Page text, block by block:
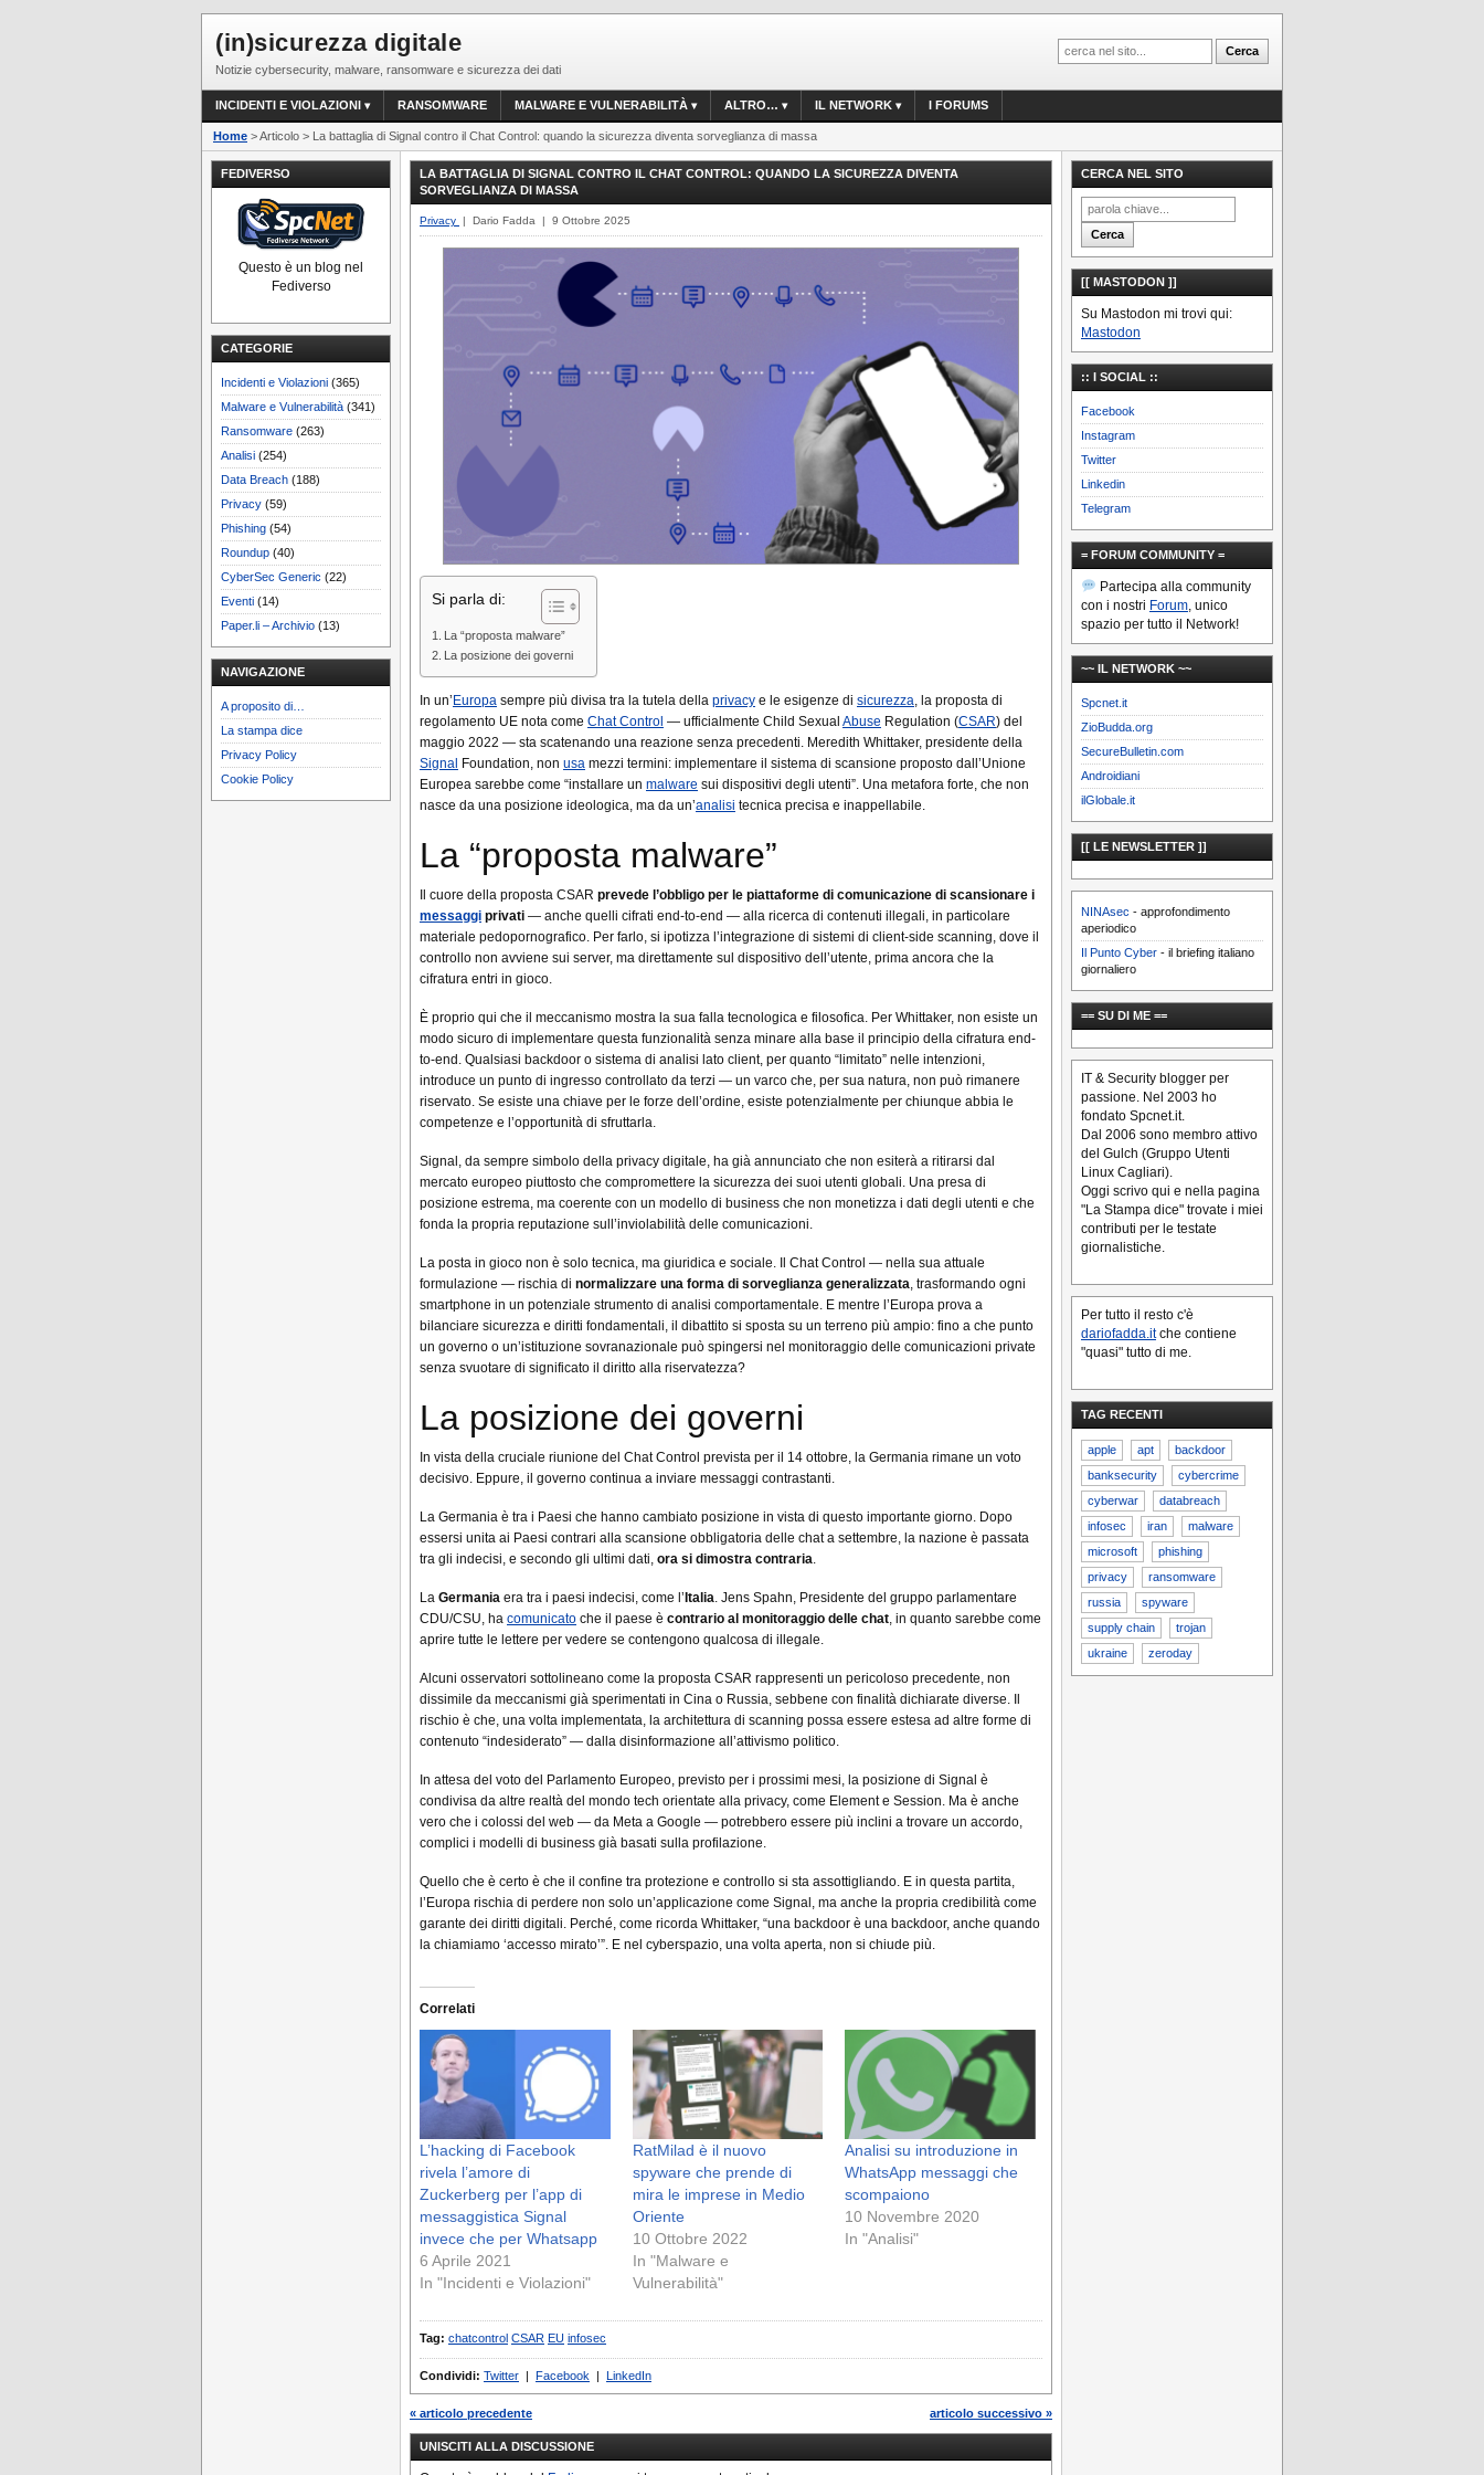
(in)sicurezza digitale
Notizie cybersecurity, malware, ransomware e sicurezza dei dati
INCIDENTI E VIOLAZIONI RANSOMWARE MALWARE E VULNERABILITÀ ALTRO… IL NETWORK I FORUMS
Home > Articolo > La battaglia di Signal contro il Chat Control: quando la sicurezza diventa sorveglianza di massa
FEDIVERSO
Questo è un blog nel
Fediverso
CATEGORIE
Incidenti e Violazioni (365)
Malware e Vulnerabilità (341)
Ransomware (263)
Analisi (254)
Data Breach (188)
Privacy (59)
Phishing (54)
Roundup (40)
CyberSec Generic (22)
Eventi (14)
Paper.li – Archivio (13)
NAVIGAZIONE
A proposito di…
La stampa dice
Privacy Policy
Cookie Policy
LA BATTAGLIA DI SIGNAL CONTRO IL CHAT CONTROL: QUANDO LA SICUREZZA DIVENTA
SORVEGLIANZA DI MASSA
Privacy | Dario Fadda | 9 Ottobre 2025
Si parla di:
La “proposta malware”
La posizione dei governi
In un’Europa sempre più divisa tra la tutela della privacy e le esigenze di sicurezza, la proposta di
regolamento UE nota come Chat Control — ufficialmente Child Sexual Abuse Regulation (CSAR) del
maggio 2022 — sta scatenando una reazione senza precedenti. Meredith Whittaker, presidente della
Signal Foundation, non usa mezzi termini: implementare il sistema di scansione proposto dall’Unione
Europea sarebbe come “installare un malware sui dispositivi degli utenti”. Una metafora forte, che non
nasce da una posizione ideologica, ma da un’analisi tecnica precisa e inappellabile.
La “proposta malware”
Il cuore della proposta CSAR prevede l’obbligo per le piattaforme di comunicazione di scansionare i
messaggi privati — anche quelli cifrati end-to-end — alla ricerca di contenuti illegali, in particolare
materiale pedopornografico. Per farlo, si ipotizza l’integrazione di sistemi di client-side scanning, dove il
controllo non avviene sui server, ma direttamente sul dispositivo dell’utente, prima ancora che la
cifratura entri in gioco.
È proprio qui che il meccanismo mostra la sua falla tecnologica e filosofica. Per Whittaker, non esiste un
modo sicuro di implementare questa funzionalità senza minare alla base il principio della cifratura end-
to-end. Qualsiasi backdoor o sistema di analisi lato client, per quanto “limitato” nelle intenzioni,
introduce un punto di ingresso controllato da terzi — un varco che, per sua natura, non può rimanere
riservato. Se esiste una chiave per le forze dell’ordine, esiste potenzialmente per chiunque abbia le
competenze e l’opportunità di sfruttarla.
Signal, da sempre simbolo della privacy digitale, ha già annunciato che non esiterà a ritirarsi dal
mercato europeo piuttosto che compromettere la sicurezza dei suoi utenti globali. Una presa di
posizione estrema, ma coerente con un modello di business che non monetizza i dati degli utenti e che
fonda la propria reputazione sull’inviolabilità delle comunicazioni.
La posta in gioco non è solo tecnica, ma giuridica e sociale. Il Chat Control — nella sua attuale
formulazione — rischia di normalizzare una forma di sorveglianza generalizzata, trasformando ogni
smartphone in un potenziale strumento di analisi comportamentale. E mentre l’Europa prova a
bilanciare sicurezza e diritti fondamentali, il dibattito si sposta su un terreno più ampio: fino a che punto
un governo o un’istituzione sovranazionale può spingersi nel monitoraggio delle comunicazioni private
senza svuotare di significato il diritto alla riservatezza?
La posizione dei governi
In vista della cruciale riunione del Chat Control prevista per il 14 ottobre, la Germania rimane un voto
decisivo. Eppure, il governo continua a inviare messaggi contrastanti.
La Germania è tra i Paesi che hanno cambiato posizione in vista di questo importante giorno. Dopo
essersi unita ai Paesi contrari alla scansione obbligatoria delle chat a settembre, la nazione è passata
tra gli indecisi, e secondo gli ultimi dati, ora si dimostra contraria.
La Germania era tra i paesi indecisi, come l’Italia. Jens Spahn, Presidente del gruppo parlamentare
CDU/CSU, ha comunicato che il paese è contrario al monitoraggio delle chat, in quanto sarebbe come
aprire tutte le lettere per vedere se contengono qualcosa di illegale.
Alcuni osservatori sottolineano come la proposta CSAR rappresenti un pericoloso precedente, non
dissimile da meccanismi già sperimentati in Cina o Russia, sebbene con finalità dichiarate diverse. Il
rischio è che, una volta implementata, la architettura di scanning possa essere estesa ad altre forme di
contenuto “indesiderato” — dalla disinformazione all’attivismo politico.
In attesa del voto del Parlamento Europeo, previsto per i prossimi mesi, la posizione di Signal è
condivisa da altre realtà del mondo tech orientate alla privacy, come Element e Session. Ma è anche
vero che i colossi del web — da Meta a Google — potrebbero essere più inclini a trovare un accordo,
complici i modelli di business già basati sulla profilazione.
Quello che è certo è che il confine tra protezione e controllo si sta assottigliando. E in questa partita,
l’Europa rischia di perdere non solo un’applicazione come Signal, ma anche la propria credibilità come
garante dei diritti digitali. Perché, come ricorda Whittaker, “una backdoor è una backdoor, anche quando
la chiamiamo ‘accesso mirato’”. E nel cyberspazio, una volta aperta, non si chiude più.
Correlati
L’hacking di Facebook
rivela l’amore di
Zuckerberg per l’app di
messaggistica Signal
invece che per Whatsapp
6 Aprile 2021
In "Incidenti e Violazioni"
RatMilad è il nuovo
spyware che prende di
mira le imprese in Medio
Oriente
10 Ottobre 2022
In "Malware e
Vulnerabilità"
Analisi su introduzione in
WhatsApp messaggi che
scompaiono
10 Novembre 2020
In "Analisi"
Tag: chatcontrol CSAR EU infosec
Condividi: Twitter | Facebook | LinkedIn
« articolo precedente articolo successivo »
UNISCITI ALLA DISCUSSIONE
CERCA NEL SITO
[[ MASTODON ]]
Su Mastodon mi trovi qui:
Mastodon
:: I SOCIAL ::
Facebook
Instagram
Twitter
Linkedin
Telegram
= FORUM COMMUNITY =
Partecipa alla community
con i nostri Forum, unico
spazio per tutto il Network!
~~ IL NETWORK ~~
Spcnet.it
ZioBudda.org
SecureBulletin.com
Androidiani
ilGlobale.it
[[ LE NEWSLETTER ]]
NINAsec - approfondimento
aperiodico
Il Punto Cyber - il briefing italiano
giornaliero
== SU DI ME ==
IT & Security blogger per
passione. Nel 2003 ho
fondato Spcnet.it.
Dal 2006 sono membro attivo
del Gulch (Gruppo Utenti
Linux Cagliari).
Oggi scrivo qui e nella pagina
"La Stampa dice" trovate i miei
contributi per le testate
giornalistiche.
Per tutto il resto c'è
dariofadda.itche contiene
"quasi" tutto di me.
TAG RECENTI
apple apt
backdoor
banksecurity
cybercrime
cyberwar
databreach
infosec
iran
malware
microsoft
phishing
privacy
ransomware
russia
spyware
supply chain
trojan
ukraine
zeroday